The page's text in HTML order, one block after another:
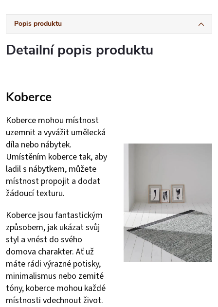
Popis produktu
Detailní popis produktu
Koberce
Koberce mohou místnost
uzemnit a vyvážit umělecká
díla nebo nábytek.
Umístěním koberce tak, aby
ladil s nábytkem, můžete
místnost propojit a dodat
žádoucí texturu.
Koberce jsou fantastickým
způsobem, jak ukázat svůj
styl a vnést do svého
domova charakter. Ať už
máte rádi výrazné potisky,
minimalismus nebo zemité
tóny, koberce mohou každé
místnosti vdechnout život.